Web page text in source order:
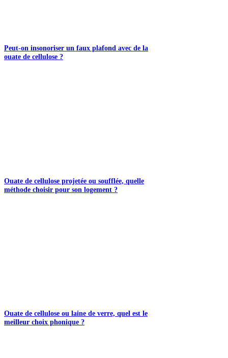
Peut-on insonoriser un faux plafond avec de la
ouate de cellulose ?
Ouate de cellulose projetée ou soufflée, quelle
méthode choisir pour son logement ?
Ouate de cellulose ou laine de verre, quel est le
meilleur choix phonique ?